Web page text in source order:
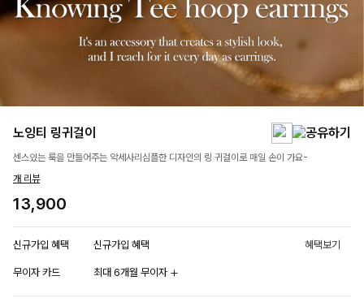
노잉티 링귀걸이
센스있는 룩을 만들어주는 악세사리심플한 디자인의 링 귀걸이로 매일 손이 가요-
개 리뷰
13,900
신규가입 혜택 신규가입 혜택 혜택보기
무이자 카드 최대 6개월 무이자